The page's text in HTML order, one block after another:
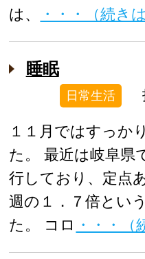
は、
・・・（続き
睡眠
日常生活
１１月ではすっか
た。 最近は岐阜県
行しており、定点
週の１．７倍とい
た。 コロ ・・・（